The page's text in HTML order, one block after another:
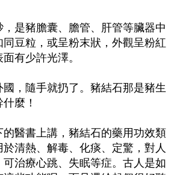
是豬膽囊、膽管、肝管等臟器中
同豆粒，或呈粉末狀，外觀呈粉紅
有少許光澤。
，隨手就扔了。豬結石那是豬生
麼！
醫書上講，豬結石的藥用功效類
清熱、解毒、化痰、定驚，對人
治療心跳、失眠等症。古人是如